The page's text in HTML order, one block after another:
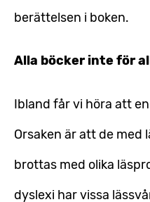
berättelsen i boken.
Alla böcker inte för
Ibland får vi höra att
Orsaken är att de
brottas med olika
dyslexi har vissa